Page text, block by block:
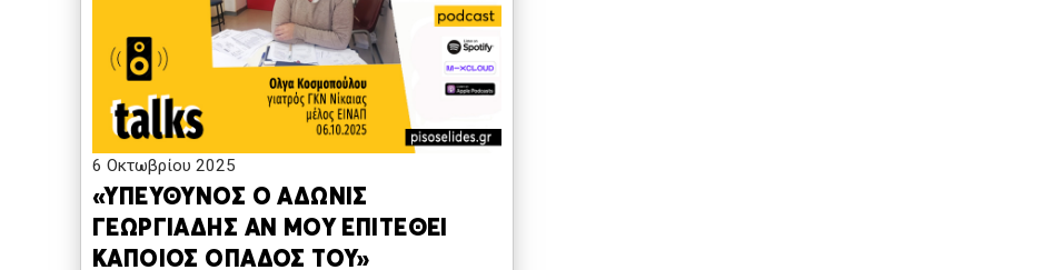
6 Οκτωβρίου 2025
«ΥΠΕΥΘΥΝΟΣ Ο ΑΔΩΝΙΣ
ΓΕΩΡΓΙΑΔΗΣ ΑΝ ΜΟΥ ΕΠΙΤΕΘΕΙ
ΚΑΠΟΙΟΣ ΟΠΑΔΟΣ ΤΟΥ»